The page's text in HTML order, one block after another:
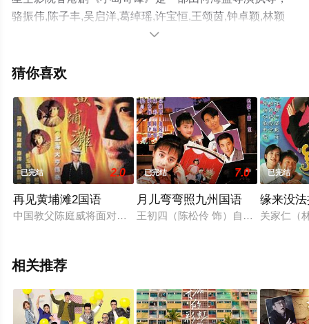
骆振伟,陈子丰,吴启洋,葛绰瑶,许宝恒,王颂茵,钟卓颖,林颖
彤,李嘉慧等演员精彩演绎的香港电视剧，手机免费观看高
息可移步至豆瓣电视剧、电视猫或剧情网等平台了解。

猜你喜欢
已完结 2.0
再见黄埔滩2国语
中国教父陈庭威将面对另一股黑帮势力徐少强的挑战。王薇的
已完结 7.0
月儿弯弯照九州国语
王初四（陈松伶 饰）自幼生长在渔
已完结
缘来没
关家仁（
相关推荐